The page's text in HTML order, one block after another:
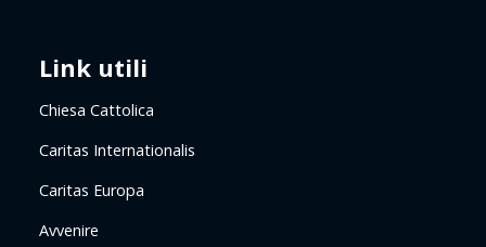
Link utili
Chiesa Cattolica
Caritas Internationalis
Caritas Europa
Avvenire